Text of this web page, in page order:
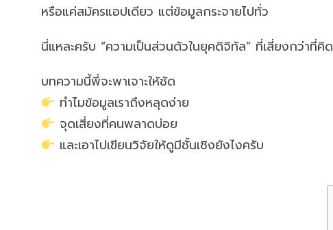
หรือแค่สมัครแอปเดียว แต่ข้อมูลกระจายไปทั่ว
นี่แหละครับ “ความเป็นส่วนตัวในยุคดิจิทัล” ที่เสี่ยงกว่าที่คิด
บทความนี้พี่จะพาเจาะให้ชัด
ทำไมข้อมูลเราถึงหลุดง่าย
จุดเสี่ยงที่คนพลาดบ่อย
และเอาไปเขียนวิจัยให้ดูมีชั้นเชิงยังไงครับ